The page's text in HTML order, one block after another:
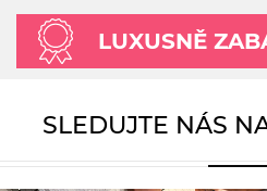
LUXUSNĚ
SLEDUJTE NÁS